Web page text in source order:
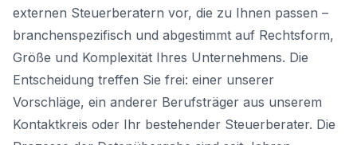
externen Steuerberatern vor, die zu Ihnen passen –
branchenspezifisch und abgestimmt auf Rechtsform,
Größe und Komplexität Ihres Unternehmens. Die
Entscheidung treffen Sie frei: einer unserer
Vorschläge, ein anderer Berufsträger aus unserem
Kontaktkreis oder Ihr bestehender Steuerberater. Die